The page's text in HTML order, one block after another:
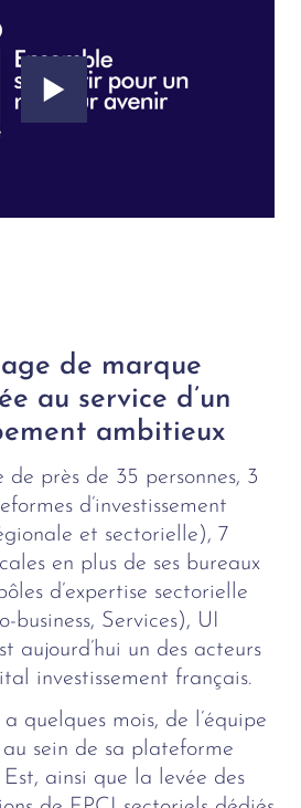
de marque
au service d’un
ambitieux
de près de 35 personnes, 3
d’investissement
et sectorielle), 7
en plus de ses bureaux
d’expertise sectorielle
business, Services), UI
aujourd’hui un des acteurs
investissement français.
quelques mois, de l’équipe
au sein de sa plateforme
ainsi que la levée des